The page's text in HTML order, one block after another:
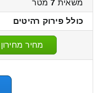
משאית 7מטר
כולל פירוק רהיטים
מחיר מחירון